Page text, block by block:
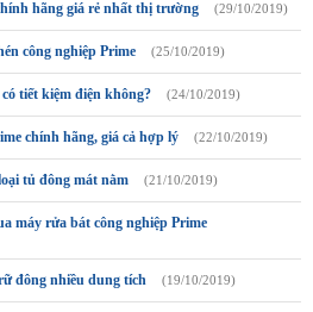
hãng giá rẻ nhất thị trường (29/10/2019)
công nghiệp Prime (25/10/2019)
tiết kiệm điện không? (24/10/2019)
chính hãng, giá cả hợp lý (22/10/2019)
tủ đông mát nằm (21/10/2019)
máy rửa bát công nghiệp Prime
đông nhiều dung tích (19/10/2019)